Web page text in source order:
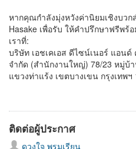
หากคุณกําลังมุ่งหวังค่านิยมเชิงบว
Hasake เพื่อรับ ให้คําปรึกษาฟรีพ
เราที่:
บริษัท เอชเคเอส ดีไซน์เนอร์ แอน
จำกัด (สำนักงานใหญ่) 78/23 หมู่
แขวงท่าแร้ง เขตบางเขน กรุงเทพ
ติดต่อผู้ประกาศ
ดวงใจ พรมเรียน